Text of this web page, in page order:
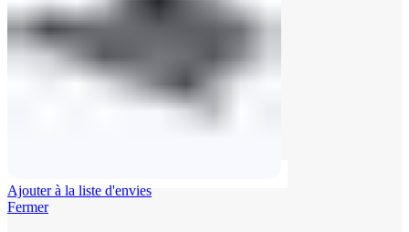
Ajouter à la liste d'envies
Fermer